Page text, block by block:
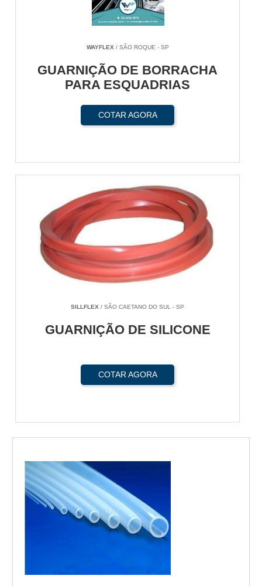
WAYFLEX/ SÃO ROQUE - SP
GUARNIÇÃO DE BORRACHA
PARA ESQUADRIAS
COTAR AGORA
SILLFLEX / SÃO CAETANO DO SUL - SP
GUARNIÇÃO DE SILICONE
COTAR AGORA